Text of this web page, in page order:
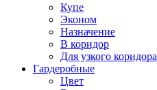
Купе
Эконом
Назначение
В коридор
Для узкого коридора
Гардеробные
Цвет